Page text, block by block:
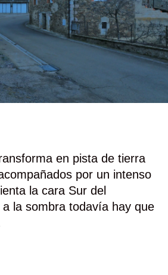
en pista de tierra
por un intenso
la cara Sur del
a la sombra todavía hay que